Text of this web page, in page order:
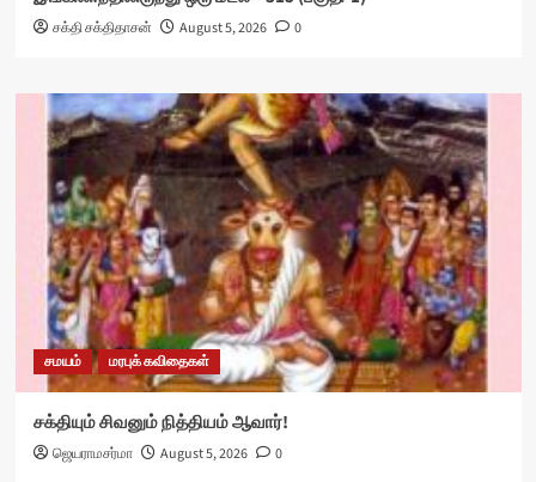
சக்தி சக்திதாசன் August 5, 2026 0
சமயம் மரபுக் கவிதைகள்
சக்தியும் சிவனும் நித்தியம் ஆவார்!
ஜெயராமசர்மா August 5, 2026 0